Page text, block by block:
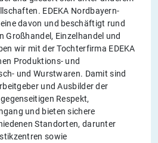
EDEKA Nordbayern-
davon und beschäftigt rund
Großhandel, Einzelhandel und
wir mit der Tochterfirma EDEKA
Produktions- und
und Wurstwaren. Damit sind
und Ausbilder der
Respekt,
und bieten sichere
Standorten, darunter
sowie